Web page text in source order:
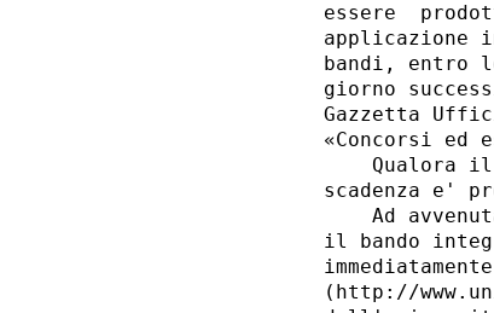
essere
bandi, entro
giorno
Gazzetta
«Concorsi ed
Qualora
scadenza e'
Ad
il bando
(http://